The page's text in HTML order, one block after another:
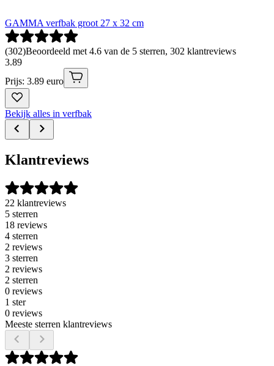
GAMMA verfbak groot 27 x 32 cm
(302)Beoordeeld met 4.6 van de 5 sterren, 302 klantreviews
3.89
Prijs: 3.89 euro
Bekijk alles in verfbak
Klantreviews
22 klantreviews
5 sterren
18 reviews
4 sterren
2 reviews
3 sterren
2 reviews
2 sterren
0 reviews
1 ster
0 reviews
Meeste sterren klantreviews